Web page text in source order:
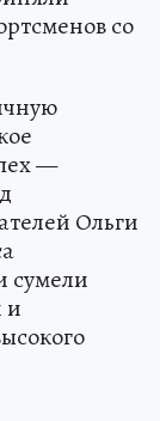
со
—
Ольги
сумели
и